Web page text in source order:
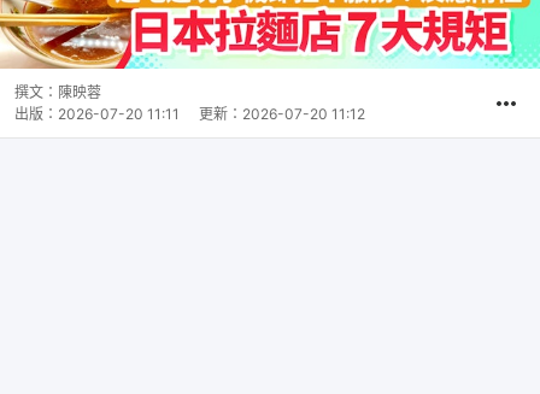
撰文： 陳映蓉
出版： 2026-07-20 11:11 更新： 2026-07-20 11:12